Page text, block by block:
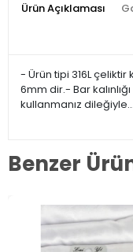
Ürün Açıklaması
- Ürün tipi 316L
6mm dir.- Bar
kullanmanız dileğiyle…
Benzer